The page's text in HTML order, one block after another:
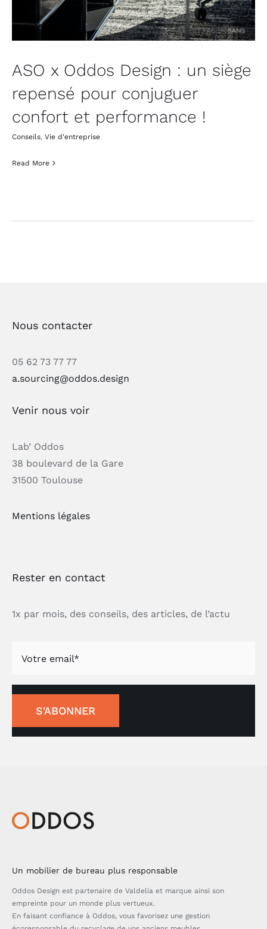
ASO x Oddos Design : un siège
repensé pour conjuguer
confort et performance !
Conseils, Vie d'entreprise
Read More
Nous contacter
05 62 73 77 77
a.sourcing@oddos.design
Venir nous voir
Lab’ Oddos
38 boulevard de la Gare
31500 Toulouse
Mentions légales
Rester en contact
1x par mois, des conseils, des articles, de l’actu
S'ABONNER
Un mobilier de bureau plus responsable
Oddos Design est partenaire de Valdelia et marque ainsi son
empreinte pour un monde plus vertueux.
En faisant confiance à Oddos, vous favorisez une gestion